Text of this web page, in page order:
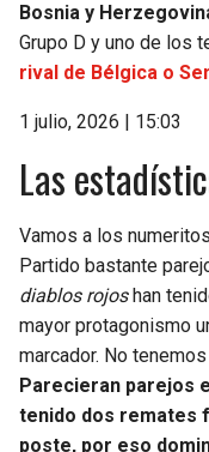
Bosnia y
Grupo D y uno de los
rival de Bélgica o
1 julio, 2026 | 15:03
Las
Vamos a los
Partido bastante
diablos rojoshan
mayor protagonismo
marcador. No
Parecieran parejos
tenido dos remates
poste, por eso